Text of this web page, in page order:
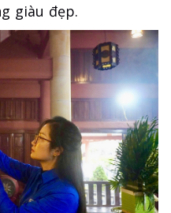
giàu đẹp.